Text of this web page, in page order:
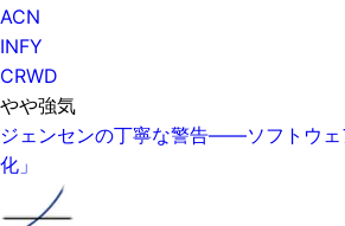
ACN
INFY
CRWD
やや強気
ジェンセンの丁寧な警告——ソフトウェ
化」